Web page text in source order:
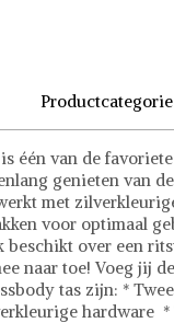
Productcategorie
één van de
genieten van
met
voor optimaal
over een
naar toe! Voeg jij
tas zijn: *
hardware